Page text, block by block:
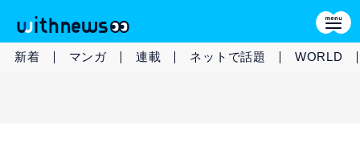
新着 マンガ 連載 ネットで話題 WORLD